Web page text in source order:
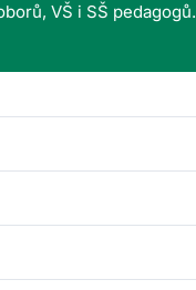
VŠ i SŠ pedagogů.